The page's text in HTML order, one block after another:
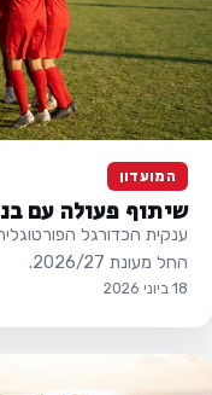
המועדון
שיתוף פעולה עם
ענקית הכדורגל
החל מעונת 2026/27.
18 ביוני 2026